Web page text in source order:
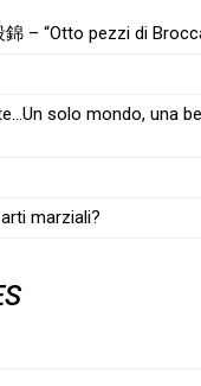
– “Otto pezzi di
solo mondo, una
marziali?